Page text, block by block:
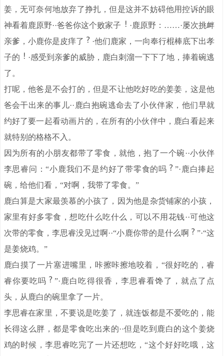
姜，无可奈何地放弃了挣扎，但是这并不妨碍他用控诉的眼
神看着鹿原野··爸爸你这个败家子
·鹿原野：……·屡次挑衅
亲爹，小鹿你是皮痒了
·他们鹿家，一向奉行棍棒底下出孝
子的
·感受到亲爹的威胁，鹿白刺溜一下下了地，捧着碗逃
了。
打呢，他爸是不会打的，但是不让他吃好吃的姜姜，这是他
爸会干出来的事儿··鹿白抱碗逃命去了小伙伴家，他们早就
约好了要一起看动画片的，在所有的小伙伴中，鹿白看起来
就特别的格格不入。
因为所有的小朋友都带了零食，就他，抱了一个碗··小伙伴
李思睿问：“小鹿我们不是约好了带零食的吗
”·鹿白捧起
碗，给他们看，“对啊，我带了零食。”
鹿白算是大家最羡慕的小孩了，因为他是杂货铺家的小孩，
家里有好多零食，想吃什么吃什么，可以不用花钱··可他这
次带的零食，李思睿没见过啊··“小鹿你带的是什么啊
”·“这
是姜烧鸡。”
鹿白摸了一片塞进嘴里，咔擦咔擦地咬着，“很好吃的，睿
睿你要吃吗
”·鹿白吃得很香，李思睿看馋了，就点了点
头，从鹿白的碗里拿了一片。
李思睿在家里，不要说是吃姜了，就连饭都是不爱吃的，能
长得这么胖，都是零食吃出来的··但是吃到鹿白的这个姜烧
鸡的时候，李思睿吃完了一片还想吃，“这个好好吃哦，这